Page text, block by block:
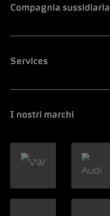
Compagnia sussidiaria
Services
I nostri marchi